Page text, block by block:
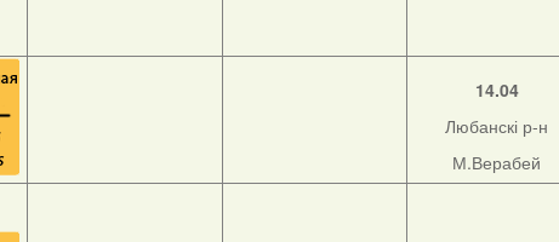
14.04
Любанскі р-н
М.Верабей